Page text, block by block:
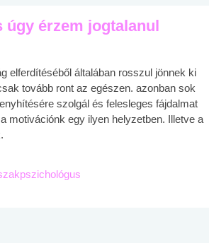
úgy érzem jogtalanul
elferdítéséből általában rosszul jönnek ki
tovább ront az egészen. azonban sok
szolgál és felesleges fájdalmat
motivációnk egy ilyen helyzetben. Illetve a